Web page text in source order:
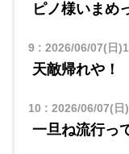
ピノ様いまめ
9: 2026/06/07(日
天敵帰れや！
10 : 2026/06/07(日
一旦ね流行っ